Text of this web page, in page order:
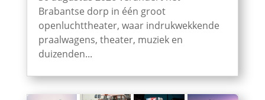
Brabantse dorp in één groot
openluchttheater, waar indrukwekkende
praalwagens, theater, muziek en
duizenden...